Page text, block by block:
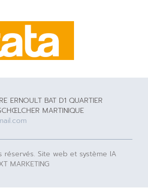
ERNOULT BAT D1 QUARTIER
MARTINIQUE
Site web et système IA
MARKETING